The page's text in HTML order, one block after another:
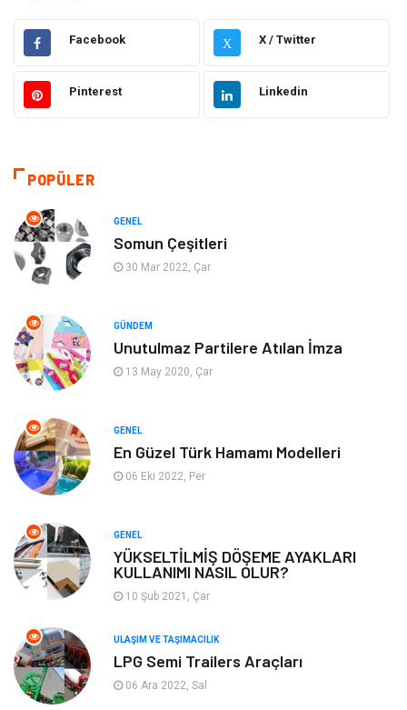
Elektrik Elektronik Makine
Otomotiv Ulaşım ve Taşımacılık
Giyim
Eğitim & Kariyer
Alışveriş
Organizasyon Mobilya
Tatil Finans & Ekonomi
Turizm
Aksesuar
Plastik
Ambalaj Eğlence
Pazarlama
Facebook X X / Twitter
Pinterest Linkedin
POPÜLER
GENEL
Somun Çeşitleri
30 Mar 2022, Çar
GÜNDEM
Unutulmaz Partilere Atılan İmza
13 May 2020, Çar
GENEL
En Güzel Türk Hamamı Modelleri
06 Eki 2022, Per
GENEL
YÜKSELTİLMİŞ DÖŞEME AYAKLARI
KULLANIMI NASIL OLUR?
10 Şub 2021, Çar
ULAŞIM VE TAŞIMACILIK
LPG Semi Trailers Araçları
06 Ara 2022, Sal